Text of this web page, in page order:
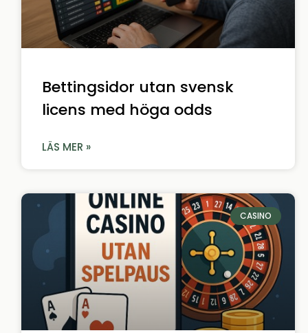
Bettingsidor utan svensk
licens med höga odds
LÄS MER »
CASINO